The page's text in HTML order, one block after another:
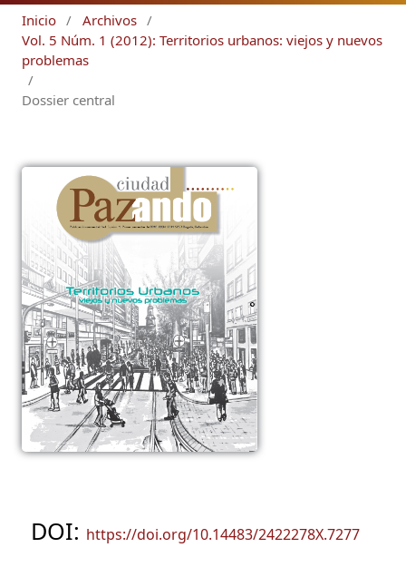
Inicio / Archivos /
Vol. 5 Núm. 1 (2012): Territorios urbanos: viejos y nuevos
problemas
/
Dossier central
DOI: https://doi.org/10.14483/2422278X.7277